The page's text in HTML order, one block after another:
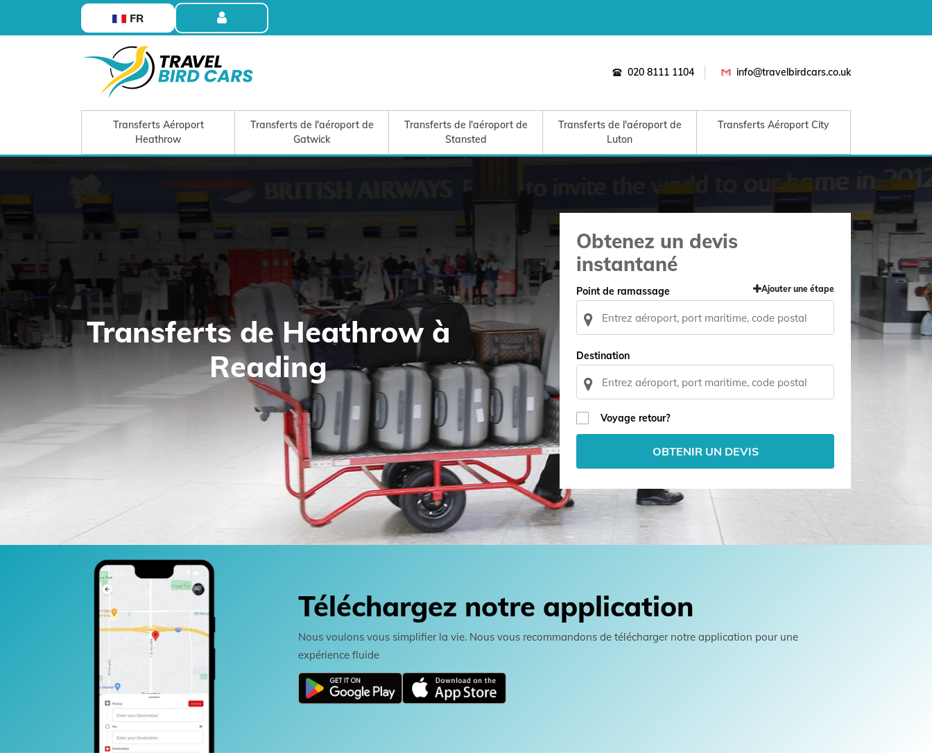
FR
020 8111 1104 info@travelbirdcars.co.uk
Transferts Aéroport
Heathrow
Transferts de l'aéroport de
Gatwick
Transferts de l'aéroport de
Stansted
Transferts de l'aéroport de
Luton
Transferts Aéroport City
Transferts de Heathrow à
Reading
Obtenez un devis
instantané
Point de ramassage Ajouter une étape
Destination
Voyage retour?
OBTENIR UN DEVIS
Téléchargez notre application
Nous voulons vous simplifier la vie. Nous vous recommandons de télécharger notre application pour une
expérience fluide